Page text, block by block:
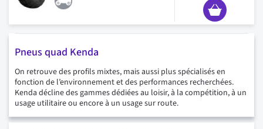
Pneus quad Kenda
On retrouve des profils mixtes, mais aussi plus spécialisés en
fonction de l’environnement et des performances recherchées.
Kenda décline des gammes dédiées au loisir, à la compétition, à un
usage utilitaire ou encore à un usage sur route.